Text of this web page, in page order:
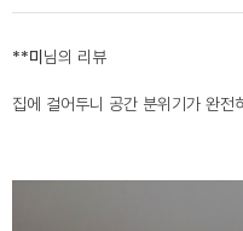
**미 님의 리뷰
집에 걸어두니 공간 분위기가 완전